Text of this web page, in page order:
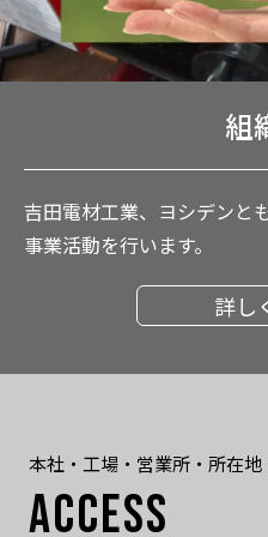
組
吉田電材工業、ヨシデンと
事業活動を行います。
詳し
本社・工場・営業所・所在地
ACCESS